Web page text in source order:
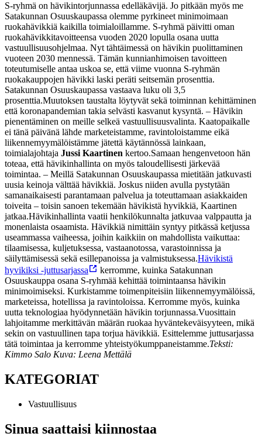
S-ryhmä on hävikintorjunnassa edelläkävijä. Jo pitkään myös me
Satakunnan Osuuskaupassa olemme pyrkineet minimoimaan
ruokahävikkiä kaikilla toimialoillamme. S-ryhmä päivitti oman
ruokahävikkitavoitteensa vuoden 2020 lopulla osana uutta
vastuullisuusohjelmaa. Nyt tähtäimessä on hävikin puolittaminen
vuoteen 2030 mennessä. Tämän kunnianhimoisen tavoitteen
toteutumiselle antaa uskoa se, että viime vuonna S-ryhmän
ruokakauppojen hävikki laski peräti seitsemän prosenttia.
Satakunnan Osuuskaupassa vastaava luku oli 3,5
prosenttia.Muutoksen taustalta löytyvät sekä toiminnan kehittäminen
että koronapandemian takia selvästi kasvanut kysyntä. – Hävikin
pienentäminen on meille selkeä vastuullisuusvalinta. Kaatopaikalle
ei tänä päivänä lähde marketeistamme, ravintoloistamme eikä
liikennemyymälöistämme jätettä käytännössä lainkaan,
toimialajohtaja Jussi Kaartinen kertoo.Samaan hengenvetoon hän
toteaa, että hävikinhallinta on myös taloudellisesti järkevää
toimintaa. – Meillä Satakunnan Osuuskaupassa mietitään jatkuvasti
uusia keinoja välttää hävikkiä. Joskus niiden avulla pystytään
samanaikaisesti parantamaan palvelua ja toteuttamaan asiakkaiden
toiveita – toisin sanoen tekemään hävikistä hyvikkiä, Kaartinen
jatkaa.Hävikinhallinta vaatii henkilökunnalta jatkuvaa valppautta ja
monenlaista osaamista. Hävikkiä nimittäin syntyy pitkässä ketjussa
useammassa vaiheessa, joihin kaikkiin on mahdollista vaikuttaa:
tilaamisessa, kuljetuksessa, vastaanotossa, varastoinnissa ja
säilyttämisessä sekä esillepanoissa ja valmistuksessa.Hävikistä
hyvikiksi -juttusarjassa
kerromme, kuinka Satakunnan
Osuuskauppa osana S-ryhmää kehittää toimintaansa hävikin
minimoimiseksi. Kurkistamme toimenpiteisiin liikennemyymälöissä,
marketeissa, hotellissa ja ravintoloissa. Kerromme myös, kuinka
uutta teknologiaa hyödynnetään hävikin torjunnassa.Vuosittain
lahjoitamme merkittävän määrän ruokaa hyväntekeväisyyteen, mikä
sekin on vastuullinen tapa torjua hävikkiä. Esittelemme juttusarjassa
tätä toimintaa ja kerromme yhteistyökumppaneistamme.Teksti:
Kimmo Salo Kuva: Leena Mettälä
KATEGORIAT
Vastuullisuus
Sinua saattaisi kiinnostaa